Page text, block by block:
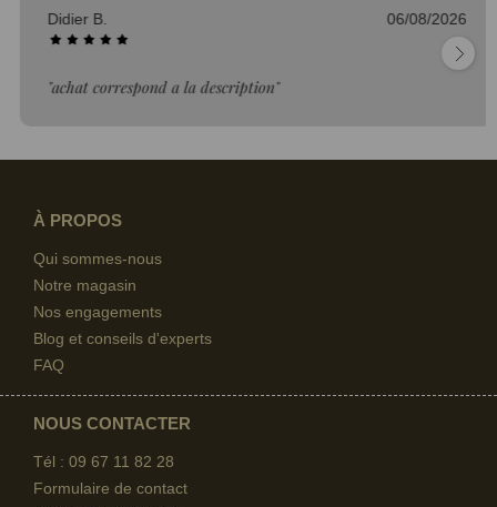
Didier B. 06/08/2026
"achat correspond a la description"
À PROPOS
Qui sommes-nous
Notre magasin
Nos engagements
Blog et conseils d'experts
FAQ
NOUS CONTACTER
Tél : 09 67 11 82 28
Formulaire de contact